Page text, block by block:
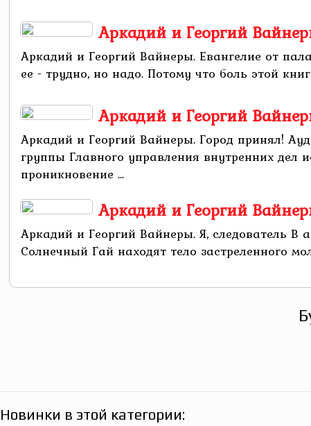
Аркадий и Георгий
Аркадий и Георгий Вайнеры. Евангелие от
ее - трудно, но надо. Потому что боль этой
Аркадий и Георгий
Аркадий и Георгий Вайнеры. Город принял!
группы Главного управления внутренних
проникновение ...
Аркадий и Георгий
Аркадий и Георгий Вайнеры. Я, следователь В
Солнечный Гай находят тело застреленного
Новинки в этой категории: